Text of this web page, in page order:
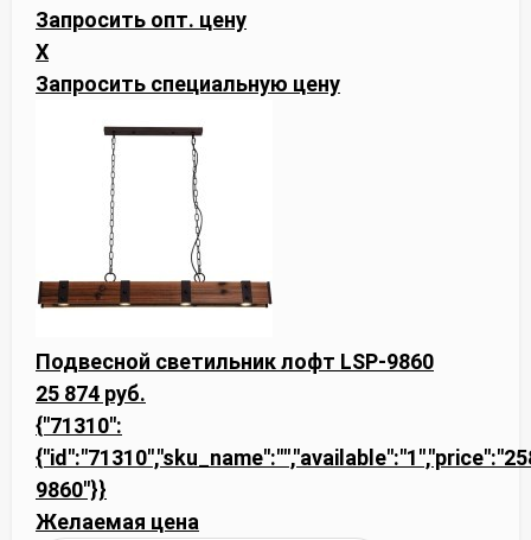
Запросить опт. цену
X
Запросить специальную цену
Подвесной светильник лофт LSP-9860
25 874 руб.
{"71310":
9860"}}
Желаемая цена